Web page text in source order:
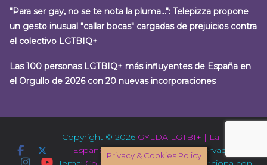
"Para ser gay, no se te nota la pluma…": Telepizza propone
un gesto inusual "callar bocas" cargadas de prejuicios contra
el colectivo LGTBIQ+
Las 100 personas LGTBIQ+ más influyentes de España en
el Orgullo de 2026 con 20 nuevas incorporaciones
Copyright © 2026 GYLDA LGTBI+ | La Rioja –
España
. Todos los derechos reservados.
Privacy & Cookies Policy